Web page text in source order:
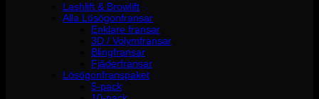
Lashlift & Browlift
Alla Lösögonfransar
Enklare fransar
3D / Volymfransar
Blingfransar
Fjäderfransar
Lösögonfranspaket
5-pack